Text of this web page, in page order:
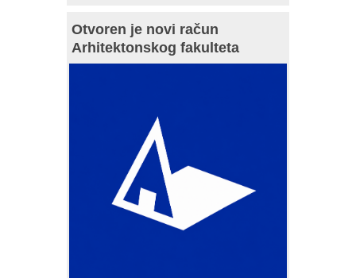
Otvoren je novi račun
Arhitektonskog fakulteta